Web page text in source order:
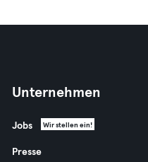
Unternehmen
Jobs Wir stellen ein!
Presse